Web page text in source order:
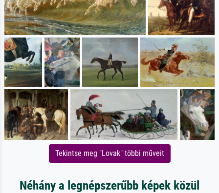
Tekintse meg "Lovak" többi műveit
Néhány a legnépszerűbb képek közül